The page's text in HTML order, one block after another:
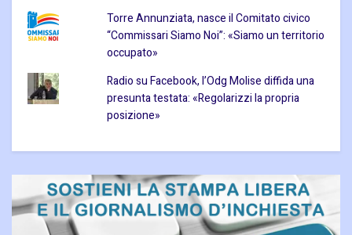
Torre Annunziata, nasce il Comitato civico
“Commissari Siamo Noi”: «Siamo un territorio
occupato»
Radio su Facebook, l’Odg Molise diffida una
presunta testata: «Regolarizzi la propria
posizione»